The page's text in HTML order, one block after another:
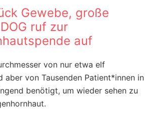
Gewebe, große
ruf zur
auf
von nur etwa elf
aber von Tausenden Patient*innen in
benötigt, um wieder sehen zu